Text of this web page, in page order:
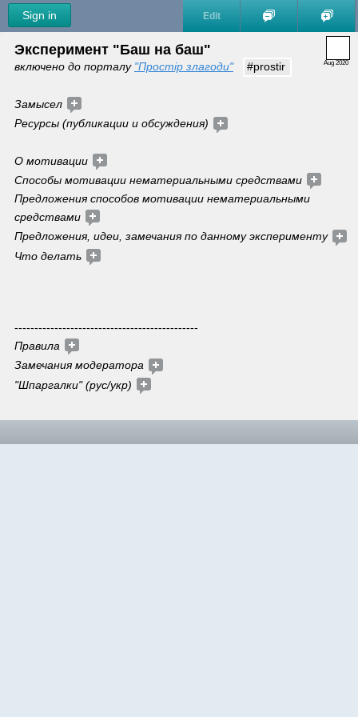
Sign in Edit
Aug 2020
Эксперимент "Баш на баш"
включено до порталу "Простір злагоди" #prostir
Замысел
Ресурсы (публикации и обсуждения)
О мотивации
Способы мотивации нематериальными средствами
Предложения способов мотивации нематериальными
средствами
Предложения, идеи, замечания по данному эксперименту
Что делать
----------------------------------------------
Правила
Замечания модератора
"Шпаргалки" (рус/укр)